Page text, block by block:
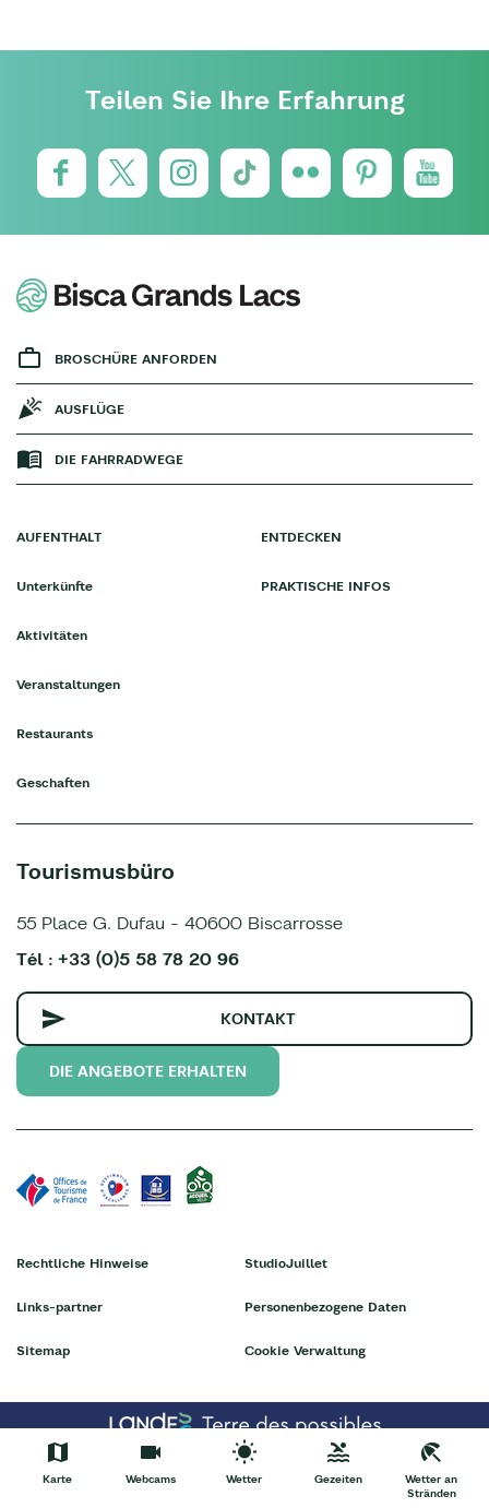
Teilen Sie Ihre Erfahrung
BROSCHÜRE ANFORDEN
AUSFLÜGE
DIE FAHRRADWEGE
AUFENTHALT
Unterkünfte
Aktivitäten
Veranstaltungen
Restaurants
Geschaften
ENTDECKEN
PRAKTISCHE INFOS
Tourismusbüro
55 Place G. Dufau - 40600 Biscarrosse
Tél : +33 (0)5 58 78 20 96
KONTAKT
DIE ANGEBOTE ERHALTEN
Rechtliche Hinweise
Links-partner
Sitemap
StudioJuillet
Personenbezogene Daten
Cookie Verwaltung
Karte Webcams Wetter Gezeiten
Wetter an
Stränden